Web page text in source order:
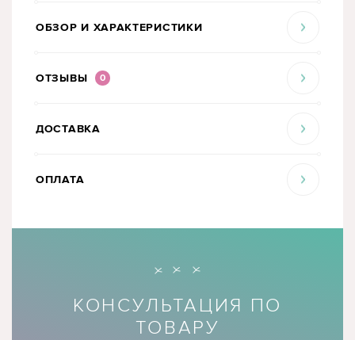
ОБЗОР И ХАРАКТЕРИСТИКИ
ОТЗЫВЫ 0
ДОСТАВКА
ОПЛАТА
КОНСУЛЬТАЦИЯ ПО
ТОВАРУ